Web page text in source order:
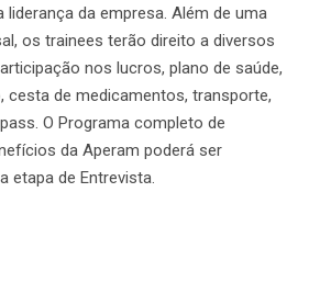
da empresa. Além de uma
os trainees terão direito a diversos
nos lucros, plano de saúde,
cesta de medicamentos, transporte,
O Programa completo de
da Aperam poderá ser
etapa de Entrevista.